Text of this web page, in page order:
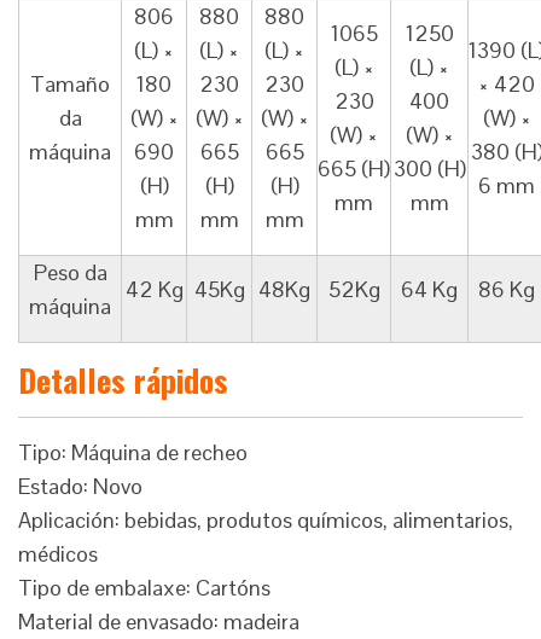
Tamaño
da
máquina
806
(L) ×
180
(W) ×
690
(H)
mm
880
(L) ×
230
(W) ×
665
(H)
mm
880
(L) ×
230
(W) ×
665
(H)
mm
1065
(L) ×
230
(W) ×
665 (H)
mm
1250
(L) ×
400
(W) ×
300 (H)
mm
1390
× 420
(W) ×
380
6 mm
Peso da
máquina
42 Kg 45Kg 48Kg 52Kg 64 Kg 86 Kg
Detalles rápidos
Tipo: Máquina de recheo
Estado: Novo
Aplicación: bebidas, produtos químicos, alimentarios,
médicos
Tipo de embalaxe: Cartóns
Material de envasado: madeira